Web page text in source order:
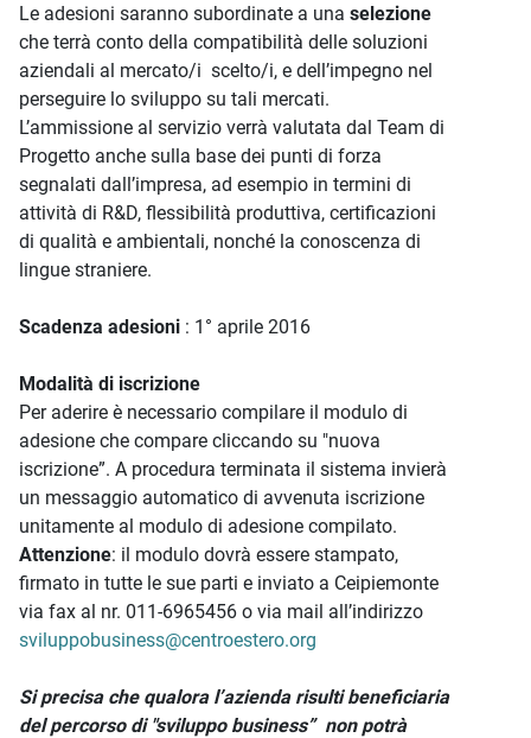
Le adesioni saranno subordinate a una selezione
che terrà conto della compatibilità delle soluzioni
aziendali al mercato/i scelto/i, e dell’impegno nel
perseguire lo sviluppo su tali mercati.
L’ammissione al servizio verrà valutata dal Team di
Progetto anche sulla base dei punti di forza
segnalati dall’impresa, ad esempio in termini di
attività di R&D, flessibilità produttiva, certificazioni
di qualità e ambientali, nonché la conoscenza di
lingue straniere.
Scadenza adesioni : 1° aprile 2016
Modalità di iscrizione
Per aderire è necessario compilare il modulo di
adesione che compare cliccando su "nuova
iscrizione”. A procedura terminata il sistema invierà
un messaggio automatico di avvenuta iscrizione
unitamente al modulo di adesione compilato.
Attenzione: il modulo dovrà essere stampato,
firmato in tutte le sue parti e inviato a Ceipiemonte
via fax al nr. 011-6965456 o via mail all’indirizzo
sviluppobusiness@centroestero.org
Si precisa che qualora l’azienda risulti beneficiaria
del percorso di "sviluppo business” non potrà